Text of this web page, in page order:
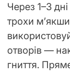
Через 1–3
трохи
отворів —
гниття.